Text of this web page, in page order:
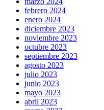
febrero 2024
enero 2024
diciembre 2023
noviembre 2023
octubre 2023
septiembre 2023
agosto 2023
julio 2023
junio 2023
mayo 2023
abril 2023